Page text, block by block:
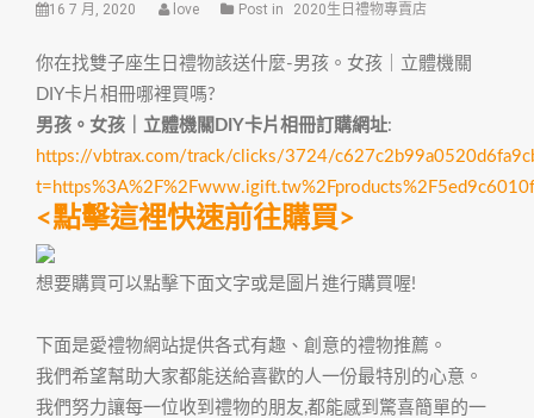
16 7 月, 2020 love Post in 2020生日禮物專賣店
你在找雙子座生日禮物該送什麼-男孩。女孩｜立體機關
DIY卡片相冊哪裡買嗎?
男孩。女孩｜立體機關DIY卡片相冊訂購網址:
https://vbtrax.com/track/clicks/3724/
<點擊這裡快速前往購買>
想要購買可以點擊下面文字或是圖片進行購買喔!
下面是愛禮物網站提供各式有趣、創意的禮物推薦。
我們希望幫助大家都能送給喜歡的人一份最特別的心意。
我們努力讓每一位收到禮物的朋友,都能感到驚喜簡單的一